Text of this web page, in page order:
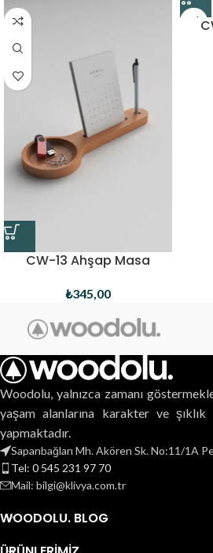
CW-13 Ahşap Masa
₺345,00
Woodolu, yalnızca zamanı
yaşam alanlarına karakter ve şıklık
yapmaktadır.
Sapanbağları Mh. Akören Sk. No:11/1A
Tel: 0 545 231 97 70
Mail: bilgi@klivya.com.tr
WOODOLU. BLOG